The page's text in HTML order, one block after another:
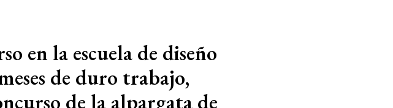
en la escuela de diseño
de duro trabajo,
de la alpargata de